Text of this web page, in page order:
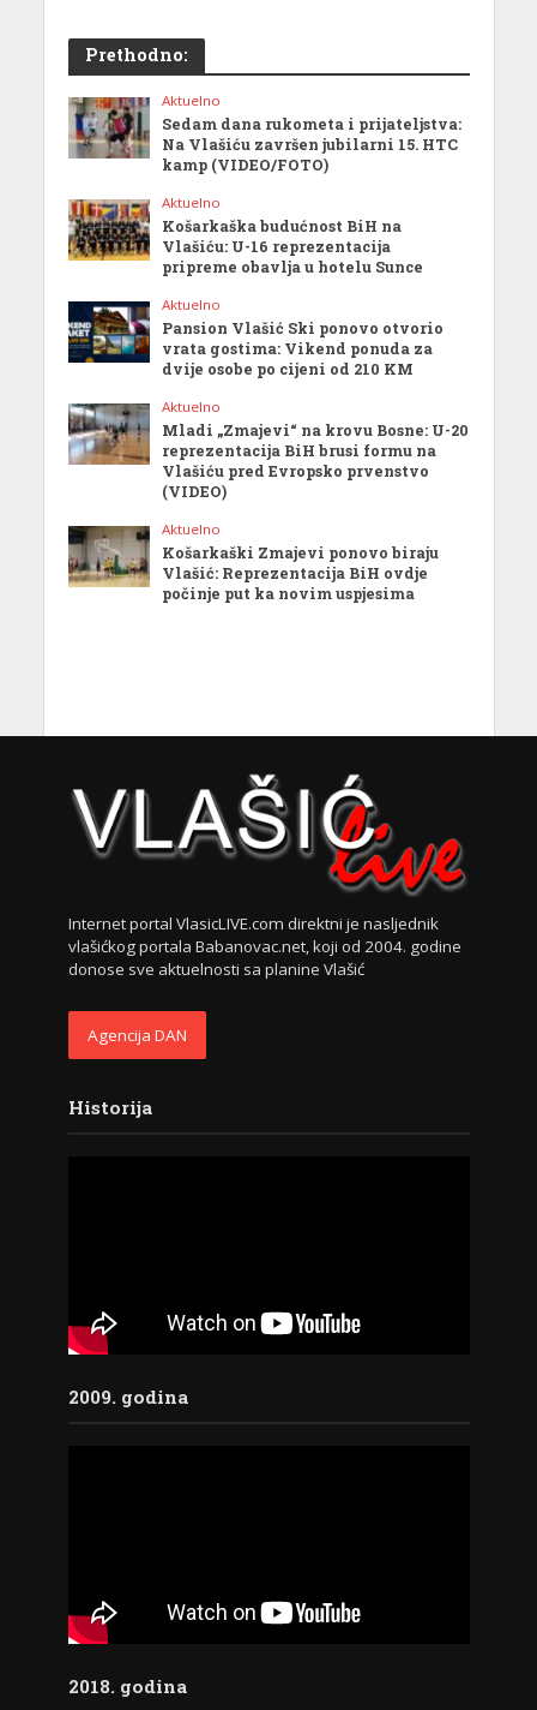
Prethodno:
Aktuelno
Sedam dana rukometa i prijateljstva:
Na Vlašiću završen jubilarni 15. HTC
kamp (VIDEO/FOTO)
Aktuelno
Košarkaška budućnost BiH na
Vlašiću: U-16 reprezentacija
pripreme obavlja u hotelu Sunce
Aktuelno
Pansion Vlašić Ski ponovo otvorio
vrata gostima: Vikend ponuda za
dvije osobe po cijeni od 210 KM
Aktuelno
Mladi „Zmajevi“ na krovu Bosne: U-20
reprezentacija BiH brusi formu na
Vlašiću pred Evropsko prvenstvo
(VIDEO)
Aktuelno
Košarkaški Zmajevi ponovo biraju
Vlašić: Reprezentacija BiH ovdje
počinje put ka novim uspjesima
Internet portal VlasicLIVE.com direktni je nasljednik
vlašićkog portala Babanovac.net, koji od 2004. godine
donose sve aktuelnosti sa planine Vlašić
Agencija DAN
Historija
2009. godina
2018. godina